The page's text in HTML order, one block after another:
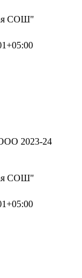
СОШ"
2023-24
СОШ"